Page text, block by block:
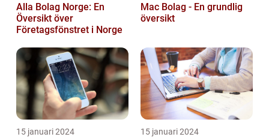
Alla Bolag Norge: En
Översikt över
Företagsfönstret i Norge
Mac Bolag - En grundlig
översikt
15 januari 2024 15 januari 2024